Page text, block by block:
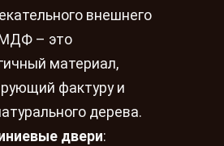
внешнего
– это
материал,
фактуру и
дерева.
двери: